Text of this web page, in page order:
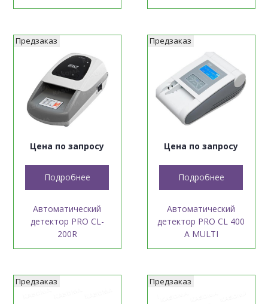
Предзаказ
Цена по запросу
Подробнее
Автоматический
детектор PRO CL-
200R
Предзаказ
Цена по запросу
Подробнее
Автоматический
детектор PRO CL 400
A MULTI
Предзаказ Предзаказ